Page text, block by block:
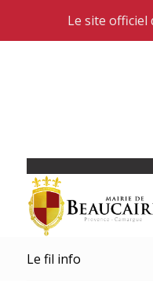
Le fil info
Le site officiel